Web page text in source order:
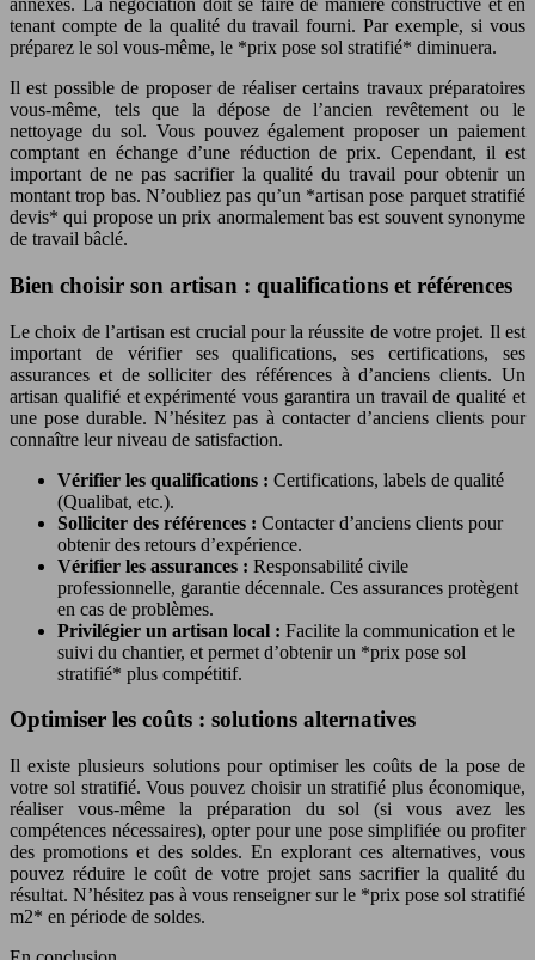
annexes. La négociation doit se faire de manière constructive et en
tenant compte de la qualité du travail fourni. Par exemple, si vous
préparez le sol vous-même, le *prix pose sol stratifié* diminuera.
Il est possible de proposer de réaliser certains travaux préparatoires
vous-même, tels que la dépose de l’ancien revêtement ou le
nettoyage du sol. Vous pouvez également proposer un paiement
comptant en échange d’une réduction de prix. Cependant, il est
important de ne pas sacrifier la qualité du travail pour obtenir un
montant trop bas. N’oubliez pas qu’un *artisan pose parquet stratifié
devis* qui propose un prix anormalement bas est souvent synonyme
de travail bâclé.
Bien choisir son artisan : qualifications et références
Le choix de l’artisan est crucial pour la réussite de votre projet. Il est
important de vérifier ses qualifications, ses certifications, ses
assurances et de solliciter des références à d’anciens clients. Un
artisan qualifié et expérimenté vous garantira un travail de qualité et
une pose durable. N’hésitez pas à contacter d’anciens clients pour
connaître leur niveau de satisfaction.
Vérifier les qualifications : Certifications, labels de qualité
(Qualibat, etc.).
Solliciter des références : Contacter d’anciens clients pour
obtenir des retours d’expérience.
Vérifier les assurances : Responsabilité civile
professionnelle, garantie décennale. Ces assurances protègent
en cas de problèmes.
Privilégier un artisan local : Facilite la communication et le
suivi du chantier, et permet d’obtenir un *prix pose sol
stratifié* plus compétitif.
Optimiser les coûts : solutions alternatives
Il existe plusieurs solutions pour optimiser les coûts de la pose de
votre sol stratifié. Vous pouvez choisir un stratifié plus économique,
réaliser vous-même la préparation du sol (si vous avez les
compétences nécessaires), opter pour une pose simplifiée ou profiter
des promotions et des soldes. En explorant ces alternatives, vous
pouvez réduire le coût de votre projet sans sacrifier la qualité du
résultat. N’hésitez pas à vous renseigner sur le *prix pose sol stratifié
m2* en période de soldes.